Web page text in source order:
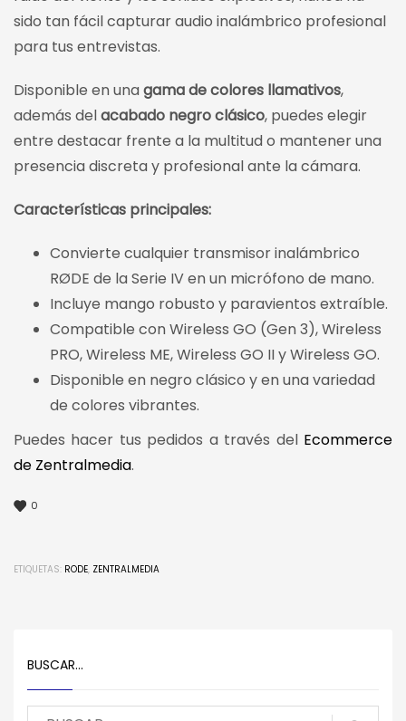
sido tan fácil capturar audio inalámbrico profesional
para tus entrevistas.
Disponible en unagama de colores llamativos,
además delacabado negro clásico, puedes elegir
entre destacar frente a la multitud o mantener una
presencia discreta y profesional ante la cámara.
Características principales:
Convierte cualquier transmisor inalámbrico
RØDE de la Serie IV en un micrófono de mano.
Incluye mango robusto y paravientos extraíble.
Compatible con Wireless GO (Gen 3), Wireless
PRO, Wireless ME, Wireless GO II y Wireless GO.
Disponible en negro clásico y en una variedad
de colores vibrantes.
Puedes hacer tus pedidos a través del Ecommerce
de Zentralmedia.
0
ETIQUETAS: RODE, ZENTRALMEDIA
BUSCAR…